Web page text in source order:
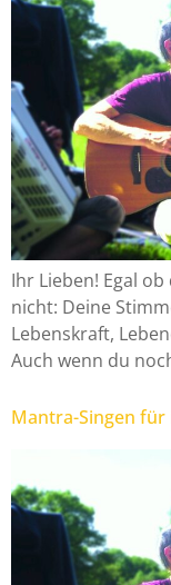
Ihr Lieben! Egal
nicht: Deine
Lebenskraft,
Auch wenn du
Mantra-Singen